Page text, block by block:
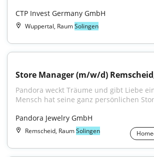
CTP Invest Germany GmbH
Wuppertal, RaumSolingen
Store Manager (m/w/d)
Pandora weckt Träume und gibt Liebe
Mensch hat seine ganz persönlichen
Pandora Jewelry GmbH
Remscheid, RaumSolingen